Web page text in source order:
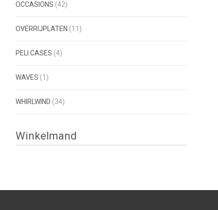
OCCASIONS (42)
OVERRIJPLATEN (11)
PELI CASES (4)
WAVES (1)
WHIRLWIND (34)
Winkelmand